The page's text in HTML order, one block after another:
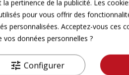
pertinence de la publicité. Les
pour vous offrir des
personnalisées. Acceptez-vous ces
données personnelles ?
tune Configurer